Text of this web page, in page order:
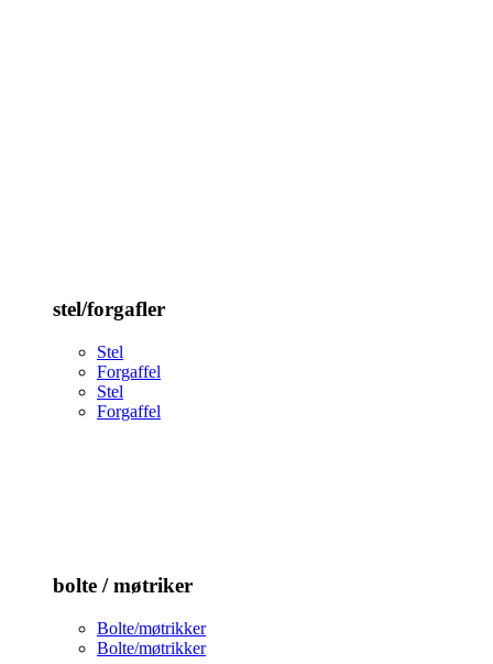
stel/forgafler
Stel
Forgaffel
Stel
Forgaffel
bolte / møtriker
Bolte/møtrikker
Bolte/møtrikker